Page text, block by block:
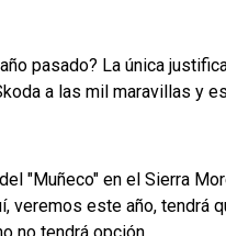
pasado? La única
a las mil maravillas y
"Muñeco" en el Sierra
veremos este año, tendrá
no tendrá opción.